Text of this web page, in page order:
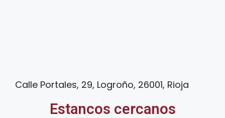
Calle Portales, 29, Logroño, 26001, Rioja
Estancos cercanos